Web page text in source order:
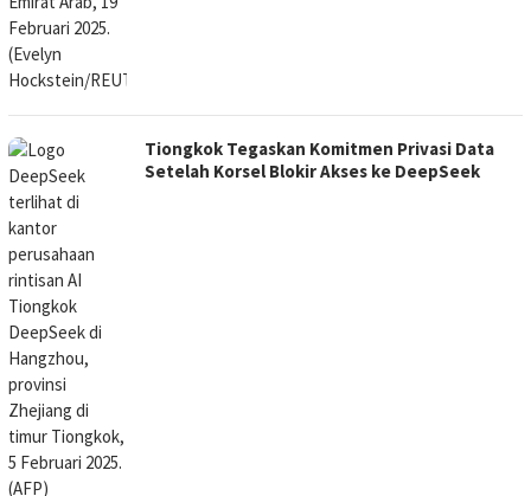
Tiongkok Tegaskan Komitmen Privasi Data
Setelah Korsel Blokir Akses ke DeepSeek